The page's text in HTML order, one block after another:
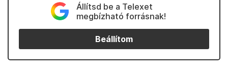
Állítsd be a Telexet
megbízható forrásnak!
Beállítom